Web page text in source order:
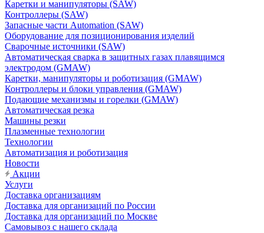
Каретки и манипуляторы (SAW)
Контроллеры (SAW)
Запасные части Automation (SAW)
Оборудование для позиционирования изделий
Сварочные источники (SAW)
Автоматическая сварка в защитных газах плавящимся
электродом (GMAW)
Каретки, манипуляторы и роботизация (GMAW)
Контроллеры и блоки управления (GMAW)
Подающие механизмы и горелки (GMAW)
Автоматическая резка
Машины резки
Плазменные технологии
Технологии
Автоматизация и роботизация
Новости
Акции
Услуги
Доставка организациям
Доставка для организаций по России
Доставка для организаций по Москве
Самовывоз с нашего склада